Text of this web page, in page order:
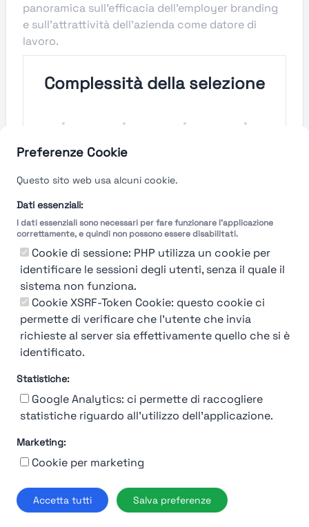
Preferenze Cookie
Questo sito web usa alcuni cookie.
Dati essenziali:
I dati essenziali sono necessari per fare funzionare l'applicazione
correttamente, e quindi non possono essere disabilitati.
Cookie di sessione: PHP utilizza un cookie per
identificare le sessioni degli utenti, senza il quale il
sistema non funziona.
Cookie XSRF-Token Cookie: questo cookie ci
permette di verificare che l'utente che invia
richieste al server sia effettivamente quello che si è
identificato.
Statistiche:
Google Analytics: ci permette di raccogliere
statistiche riguardo all'utilizzo dell'applicazione.
Marketing:
Cookie per marketing
Accetta tutti Salva preferenze
panoramica sull'efficacia dell'employer branding
e sull'attrattività dell'azienda come datore di
lavoro.
Complessità della selezione
Velocità del processo di
Molto
Breve Lungo
Molto
Misuriamo l'efficienza e la velocità del processo
di selezione del personale attraverso dati
aziendali, feedback dei candidati e valutazioni
Termini e Condizioni
© 2019-2026 Stupendio. Tutti i diritti riservati | Smarteris S.r.l. P.IVA
02659750992 | Capitale Sociale € 2.550 i.v.